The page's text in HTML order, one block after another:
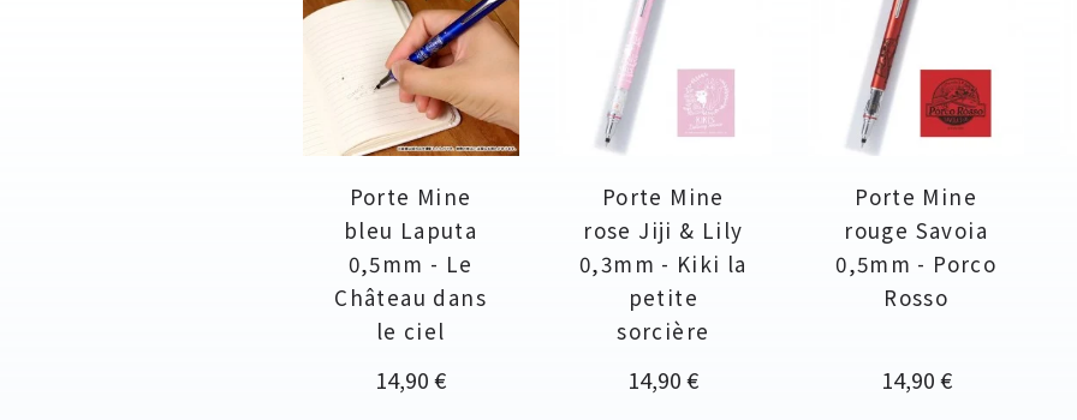
Porte Mine
bleu Laputa
0,5mm - Le
Château dans
le ciel
Prix
14,90 €
Porte Mine
rose Jiji & Lily
0,3mm - Kiki la
petite
sorcière
Prix
14,90 €
Porte Mine
rouge Savoia
0,5mm - Porco
Rosso
Prix
14,90 €